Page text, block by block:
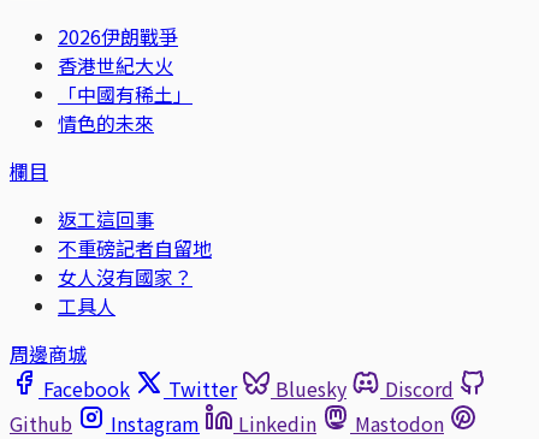
2026伊朗戰爭
香港世紀大火
「中國有稀土」
情色的未來
欄目
返工這回事
不重磅記者自留地
女人沒有國家？
工具人
周邊商城
Facebook
Twitter Bluesky
Discord
Github
Instagram Linkedin
Mastodon